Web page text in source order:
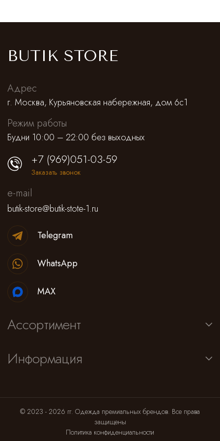
BUTIK STORE
Адрес
г. Москва, Курьяновская набережная, дом 6с1
Режим работы
Будни 10:00 – 22:00 без выходных
Ассортимент
Информация
+7 (969)051-03-59
Заказать звонок
e-mail
butik-store@butik-stote-1.ru
Telegram
WhatsApp
MAX
© 2023 - 2026 гг. Одежда премиальных брендов. Все права
защищены
Политика конфиденциальности
Saint Laurent
Prada
Платья,сарафаны
Alessandra Rich
Antonino Valenti
Jacquemus
Missoni
Alaia
Dior
Юбки
Штаны и кюлоты
Шорты
Нижнее белье
Пляжная одежда
Cпортивные брюки
Комбинезоны
Спортивные штаны
Нижнее белье